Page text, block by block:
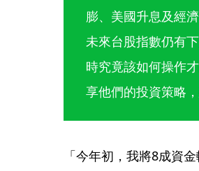
膨、美國升息及經
未來台股指數仍有
時究竟該如何操作
享他們的投資策略
「今年初，我將8成資